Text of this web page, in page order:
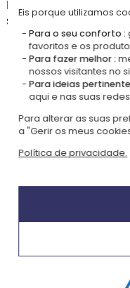
Nossa
Nossa
Neste modelo, preencha o
sua escolha. Um presente
Eis porque utilizamos
Para o seu conforto :
favoritos e os
Para fazer melhor :
nossos visitantes no
Para ideias
aqui e nas suas
Para alterar as suas
a "Gerir os meus
Política de privacidade.